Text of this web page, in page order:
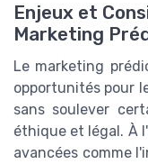
Enjeux et
Marketing
Le marketing
opportunités pour
sans soulever
éthique et légal. À
avancées comme